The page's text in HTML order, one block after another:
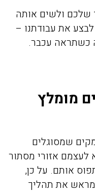
שלכם ולשים אותה
את עבודתנו –
כשתראה עכבר.
מומלץ
שמסוגלים
לעצמם אזורי מסתור
אותם. על כן,
מראש את תהליך